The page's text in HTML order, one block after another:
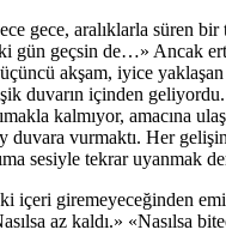
gece, aralıklarla süren bir
geçsin de…» Ancak
akşam, iyice yaklaşan
duvarın içinden
kalmıyor, amacına
duvara vurmaktı. Her
sesiyle tekrar uyanmak
içeri giremeyeceğinden
az kaldı.» «Nasılsa